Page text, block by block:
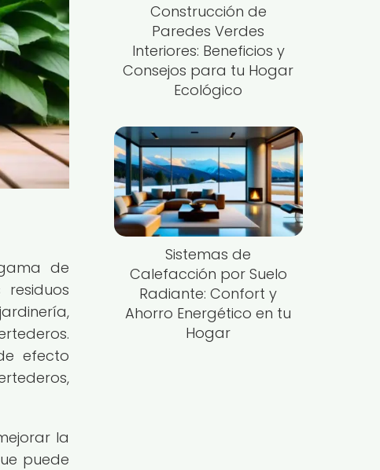
de
efecto
la
puede
Construcción de
Paredes Verdes
Interiores: Beneficios y
Consejos para tu Hogar
Ecológico
Sistemas de
Calefacción por Suelo
Radiante: Confort y
Ahorro Energético en tu
Hogar